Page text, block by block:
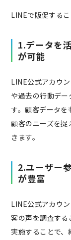
LINEで販促する
1.データを
が可能
LINE公式アカウ
や過去の行動デ
す。顧客データを
顧客のニーズを
きます。
2.ユーザー
が豊富
LINE公式アカウ
客の声を調査する
実施することで